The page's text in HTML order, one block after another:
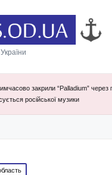
закрили “Palladium” через
російської музики